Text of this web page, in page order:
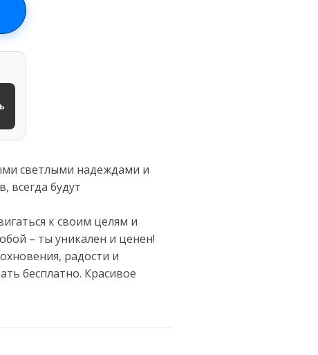
светлыми надеждами и
всегда будут
к своим целям и
– ты уникален и ценен!
радости и
бесплатно. Красивое